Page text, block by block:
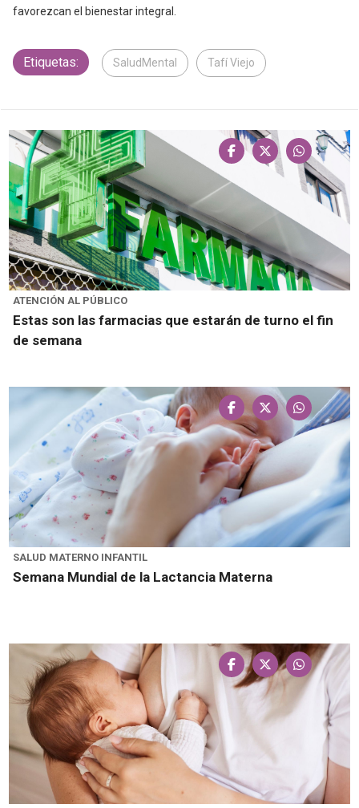
favorezcan el bienestar integral.
Etiquetas: SaludMental Tafí Viejo
ATENCIÓN AL PÚBLICO
Estas son las farmacias que estarán de turno el fin
de semana
SALUD MATERNO INFANTIL
Semana Mundial de la Lactancia Materna